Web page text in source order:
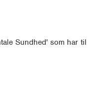
Sundhed' som har til